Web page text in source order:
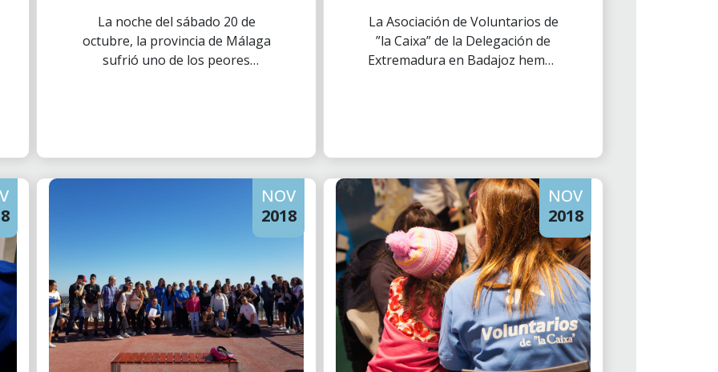
últimos años
La noche del sábado 20 de
octubre, la provincia de Málaga
sufrió uno de los peores
municipio de Campillos.
La Asociación de Voluntarios de
”la Caixa” de la Delegación de
Extremadura en Badajoz hemos
NOV
2018
NOV
2018